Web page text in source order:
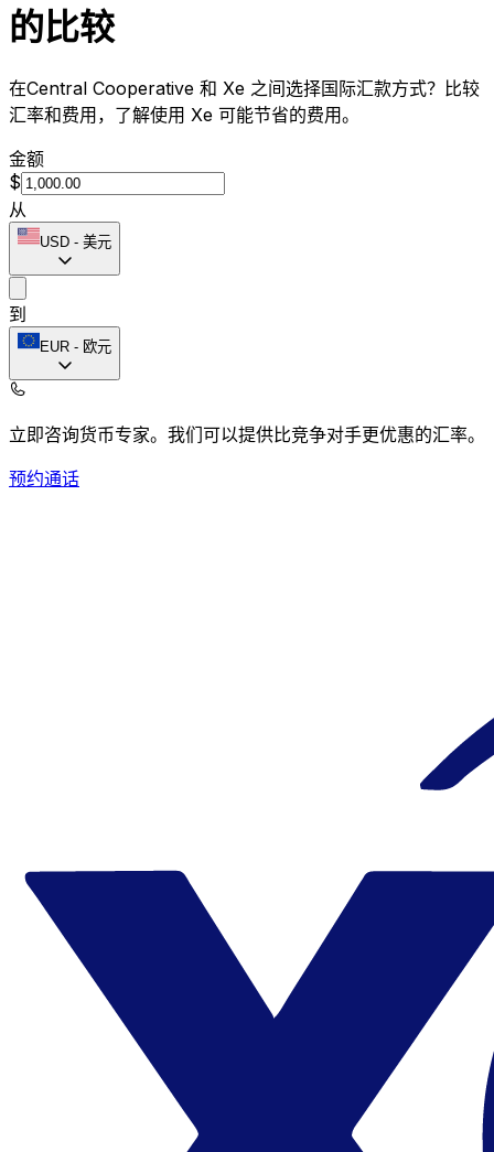
的比较
在Central Cooperative 和 Xe 之间选择国际汇款方式？比较
汇率和费用，了解使用 Xe 可能节省的费用。
金额
$
从
USD - 美元
到
EUR - 欧元
立即咨询货币专家。 我们可以提供比竞争对手更优惠的汇率。
预约通话